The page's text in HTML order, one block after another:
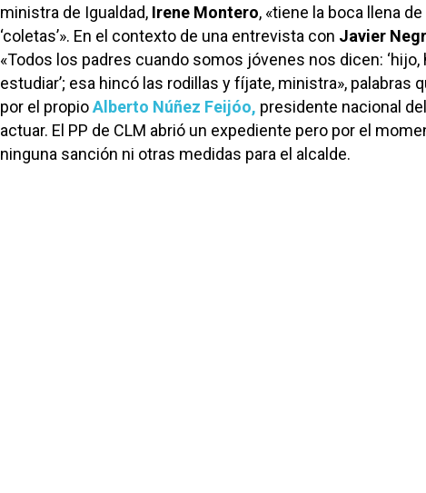
ministra de Igualdad, Irene Montero, «tiene la boca llena
‘coletas’». En el contexto de una entrevista con Javier
«Todos los padres cuando somos jóvenes nos dicen:
estudiar’; esa hincó las rodillas y fíjate, ministra», palabras
por el propioAlberto Núñez Feijóo, presidente nacional
actuar. El PP de CLM abrió un expediente pero por el
ninguna sanción ni otras medidas para el alcalde.